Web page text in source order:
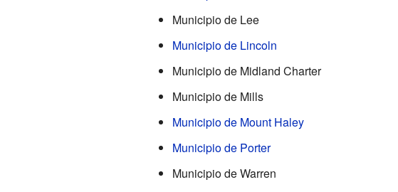
Municipio de Lee
Municipio de Lincoln
Municipio de Midland Charter
Municipio de Mills
Municipio de Mount Haley
Municipio de Porter
Municipio de Warren